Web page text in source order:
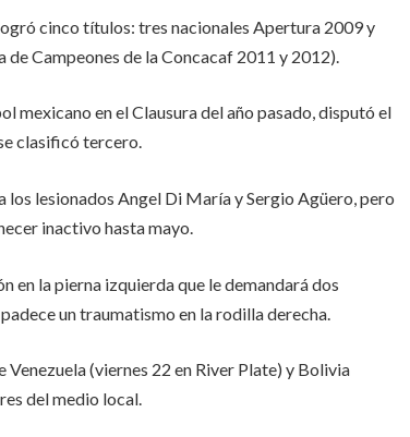
cinco títulos: tres nacionales Apertura 2009 y
Campeones de la Concacaf 2011 y 2012).
mexicano en el Clausura del año pasado, disputó el
clasificó tercero.
los lesionados Angel Di María y Sergio Agüero, pero
inactivo hasta mayo.
en la pierna izquierda que le demandará dos
un traumatismo en la rodilla derecha.
(viernes 22 en River Plate) y Bolivia
del medio local.